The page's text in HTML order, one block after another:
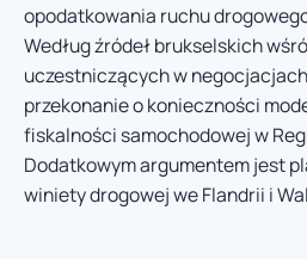
opodatkowania ruchu
Według źródeł brukselskich
uczestniczących w
przekonanie o konieczności
fiskalności samochodowej w
Dodatkowym argumentem jest
winiety drogowej we Flandrii i